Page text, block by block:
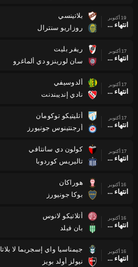
19 أكتوبر
انتهاء وقت المباراة
بلاتينسي
روزاريو سنترال
17 أكتوبر
انتهاء وقت المباراة
ريفر بليت
سان لورينزو دي ألماغرو
17 أكتوبر
انتهاء وقت المباراة
ألدوسيفي
نادي إنديبندنت
17 أكتوبر
انتهاء وقت المباراة
أتليتيكو توكومان
أرجنتينوس جونيورز
17 أكتوبر
انتهاء وقت المباراة
كولون دي سانتافي
تاليريس كوردوبا
16 أكتوبر
انتهاء وقت المباراة
هوراكان
بوكا جونيورز
16 أكتوبر
انتهاء وقت المباراة
أتلاتيكو لانوس
بان فيلد
16 أكتوبر
انتهاء وقت المباراة
جيمناسيا واي إسجريما لا بلاتا
نيولز أولد بويز